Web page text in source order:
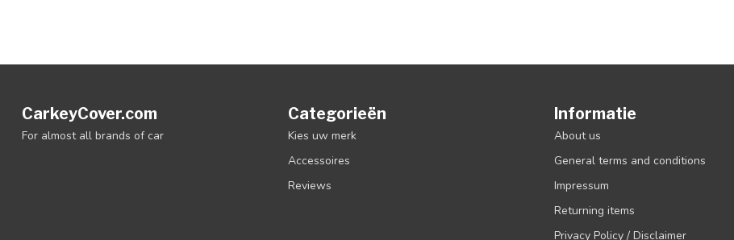
CarkeyCover.com
For almost all brands of car
Categorieën
Kies uw merk
Accessoires
Reviews
Informatie
About us
General terms and conditions
Impressum
Returning items
Privacy Policy / Disclaimer